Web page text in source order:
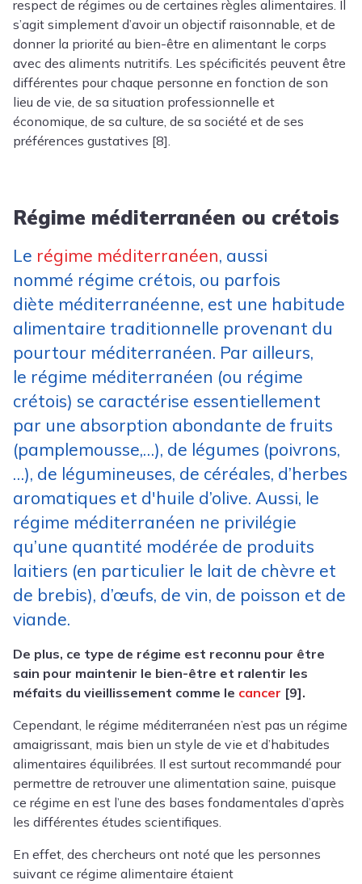
respect de régimes ou de certaines règles alimentaires. Il
s’agit simplement d’avoir un objectif raisonnable, et de
donner la priorité au bien-être en alimentant le corps
avec des aliments nutritifs. Les spécificités peuvent être
différentes pour chaque personne en fonction de son
lieu de vie, de sa situation professionnelle et
économique, de sa culture, de sa société et de ses
préférences gustatives [8].
Régime méditerranéen ou crétois
Le régime méditerranéen, aussi
nommé régime crétois, ou parfois
diète méditerranéenne, est une habitude
alimentaire traditionnelle provenant du
pourtour méditerranéen. Par ailleurs,
le régime méditerranéen (ou régime
crétois) se caractérise essentiellement
par une absorption abondante de fruits
(pamplemousse,…), de légumes (poivrons,
…), de légumineuses, de céréales, d’herbes
aromatiques et d'huile d’olive. Aussi, le
régime méditerranéen ne privilégie
qu’une quantité modérée de produits
laitiers (en particulier le lait de chèvre et
de brebis), d’œufs, de vin, de poisson et de
viande.
De plus, ce type de régime est reconnu pour être
sain pour maintenir le bien-être et ralentir les
méfaits du vieillissement comme le cancer [9].
Cependant, le régime méditerranéen n’est pas un régime
amaigrissant, mais bien un style de vie et d’habitudes
alimentaires équilibrées. Il est surtout recommandé pour
permettre de retrouver une alimentation saine, puisque
ce régime en est l’une des bases fondamentales d’après
les différentes études scientifiques.
En effet, des chercheurs ont noté que les personnes
suivant ce régime alimentaire étaient